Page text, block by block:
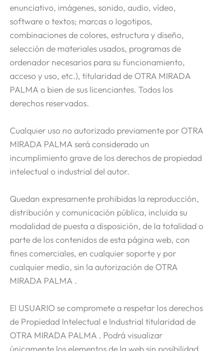
enunciativo, imágenes, sonido, audio, vídeo,
software o textos; marcas o logotipos,
combinaciones de colores, estructura y diseño,
selección de materiales usados, programas de
ordenador necesarios para su funcionamiento,
acceso y uso, etc.), titularidad de OTRA MIRADA
PALMA o bien de sus licenciantes. Todos los
derechos reservados.
Cualquier uso no autorizado previamente por OTRA
MIRADA PALMA será considerado un
incumplimiento grave de los derechos de propiedad
intelectual o industrial del autor.
Quedan expresamente prohibidas la reproducción,
distribución y comunicación pública, incluida su
modalidad de puesta a disposición, de la totalidad o
parte de los contenidos de esta página web, con
fines comerciales, en cualquier soporte y por
cualquier medio, sin la autorización de OTRA
MIRADA PALMA .
El USUARIO se compromete a respetar los derechos
de Propiedad Intelectual e Industrial titularidad de
OTRA MIRADA PALMA . Podrá visualizar
únicamente los elementos de la web sin posibilidad